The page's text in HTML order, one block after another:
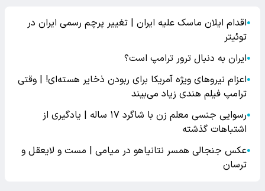
●اقدام ایلان ماسک علیه ایران | تغییر پرچم رسمی ایران در
توئیتر
●ایران به دنبال ترور ترامپ است؟
●اعزام نیروهای ویژه آمریکا برای ربودن ذخایر هسته‌ای! | وقتی
ترامپ فیلم هندی زیاد می‌بیند
●
رسوایی جنسی معلم زن با شاگرد ۱۷ ساله | یادگیری از
اشتباهات گذشته
●عکس جنجالی همسر نتانیاهو در میامی | مست و لایعقل و
ترسان